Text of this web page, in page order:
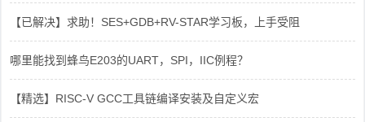
【已解决】求助！SES+GDB+RV-STAR学习板，上手受阻
哪里能找到蜂鸟E203的UART，SPI，IIC例程？
【精选】RISC-V GCC工具链编译安装及自定义宏